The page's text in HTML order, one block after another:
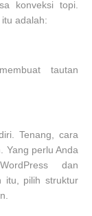
konveksi topi.
adalah:
tautan
Tenang, cara
Yang perlu Anda
dan
itu, pilih struktur